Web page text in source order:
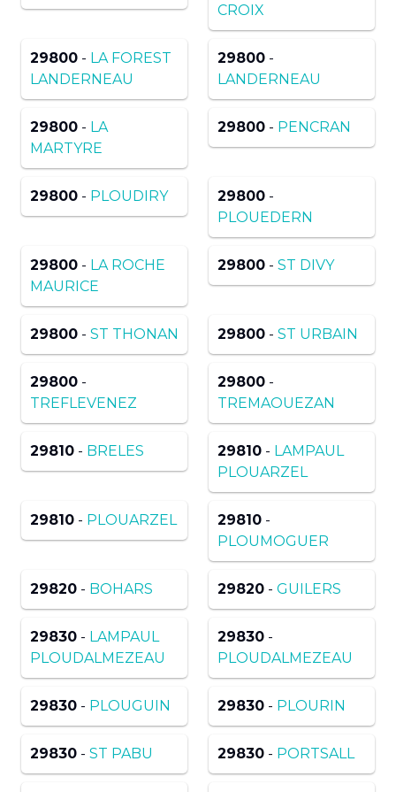
CROIX
29800 - LA FOREST
LANDERNEAU
29800 -
LANDERNEAU
29800 - LA
MARTYRE
29800 - PENCRAN
29800 - PLOUDIRY 29800 -
PLOUEDERN
29800 - LA ROCHE
MAURICE
29800 - ST DIVY
29800 - ST THONAN 29800 - ST URBAIN
29800 -
TREFLEVENEZ
29800 -
TREMAOUEZAN
29810 - BRELES 29810 - LAMPAUL
PLOUARZEL
29810 - PLOUARZEL 29810 -
PLOUMOGUER
29820 - BOHARS 29820 - GUILERS
29830 - LAMPAUL
PLOUDALMEZEAU
29830 -
PLOUDALMEZEAU
29830 - PLOUGUIN 29830 - PLOURIN
29830 - ST PABU 29830 - PORTSALL